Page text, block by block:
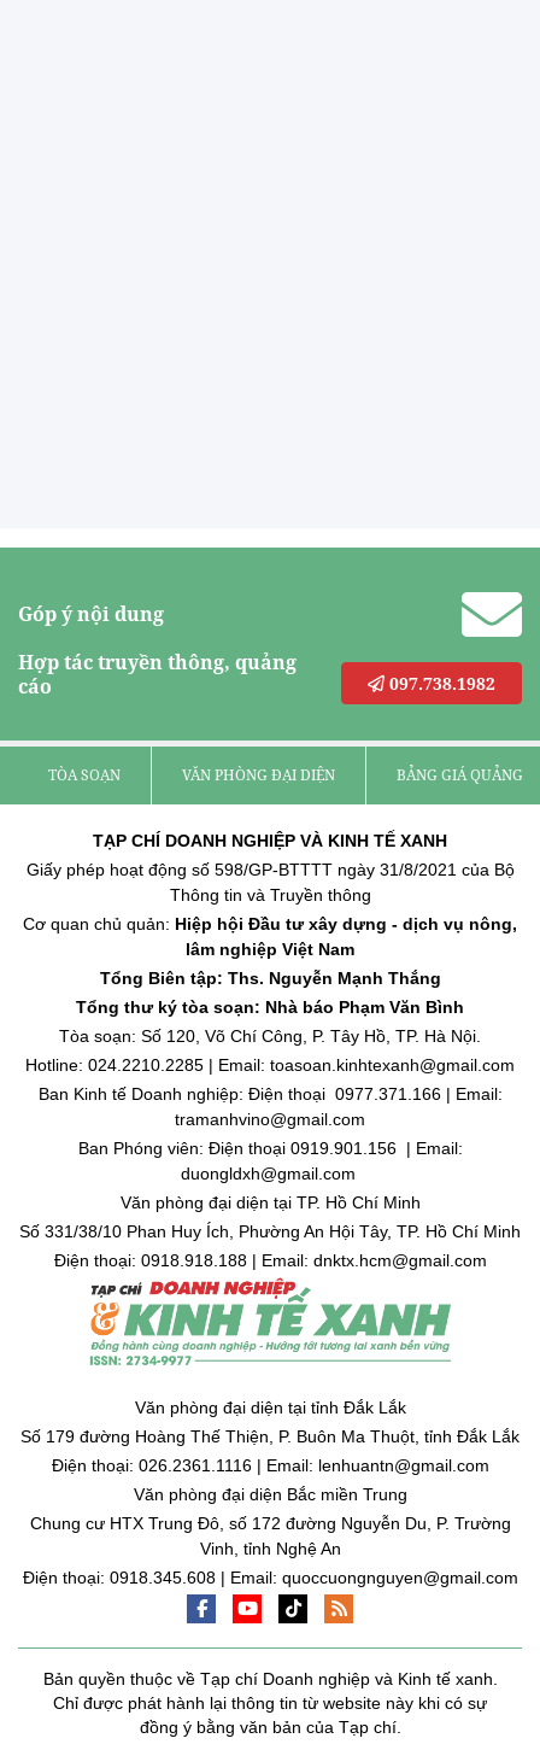
Góp ý nội dung
Hợp tác truyền thông, quảng
cáo
097.738.1982
TÒA SOẠN VĂN PHÒNG ĐẠI DIỆN BẢNG GIÁ QUẢNG
TẠP CHÍ DOANH NGHIỆP VÀ KINH TẾ XANH
Giấy phép hoạt động số 598/GP-BTTTT ngày 31/8/2021 của Bộ
Thông tin và Truyền thông
Cơ quan chủ quản: Hiệp hội Đầu tư xây dựng - dịch vụ nông,
lâm nghiệp Việt Nam
Tổng Biên tập: Ths. Nguyễn Mạnh Thắng
Tổng thư ký tòa soạn: Nhà báo Phạm Văn Bình
Tòa soạn: Số 120, Võ Chí Công, P. Tây Hồ, TP. Hà Nội.
Hotline: 024.2210.2285 | Email: toasoan.kinhtexanh@gmail.com
Ban Kinh tế Doanh nghiệp: Điện thoại 0977.371.166 | Email:
tramanhvino@gmail.com
Ban Phóng viên: Điện thoại 0919.901.156 | Email:
duongldxh@gmail.com
Văn phòng đại diện tại TP. Hồ Chí Minh
Số 331/38/10 Phan Huy Ích, Phường An Hội Tây, TP. Hồ Chí Minh
Điện thoại: 0918.918.188 | Email: dnktx.hcm@gmail.com
Văn phòng đại diện tại tỉnh Đắk Lắk
Số 179 đường Hoàng Thế Thiện, P. Buôn Ma Thuột, tỉnh Đắk Lắk
Điện thoại: 026.2361.1116 | Email: lenhuantn@gmail.com
Văn phòng đại diện Bắc miền Trung
Chung cư HTX Trung Đô, số 172 đường Nguyễn Du, P. Trường
Vinh, tỉnh Nghệ An
Điện thoại: 0918.345.608 | Email: quoccuongnguyen@gmail.com
Bản quyền thuộc về Tạp chí Doanh nghiệp và Kinh tế xanh.
Chỉ được phát hành lại thông tin từ website này khi có sự
đồng ý bằng văn bản của Tạp chí.